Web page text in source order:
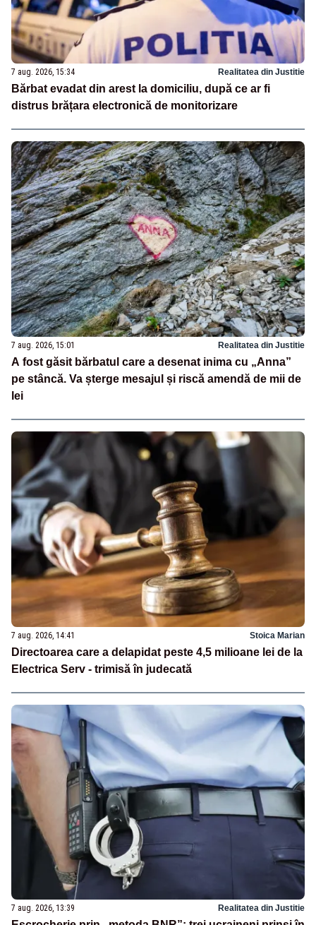
7 aug. 2026, 15:34 Realitatea din Justitie
Bărbat evadat din arest la domiciliu, după ce ar fi
distrus brățara electronică de monitorizare
7 aug. 2026, 15:01 Realitatea din Justitie
A fost găsit bărbatul care a desenat inima cu „Anna”
pe stâncă. Va șterge mesajul și riscă amendă de mii de
lei
7 aug. 2026, 14:41 Stoica Marian
Directoarea care a delapidat peste 4,5 milioane lei de la
Electrica Serv - trimisă în judecată
7 aug. 2026, 13:39 Realitatea din Justitie